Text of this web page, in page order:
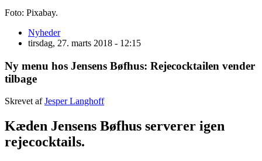
Foto: Pixabay.
Nyheder
tirsdag, 27. marts 2018 - 12:15
Ny menu hos Jensens Bøfhus: Rejecocktailen vender
tilbage
Skrevet afJesper Langhoff
Kæden Jensens Bøfhus serverer igen
rejecocktails.